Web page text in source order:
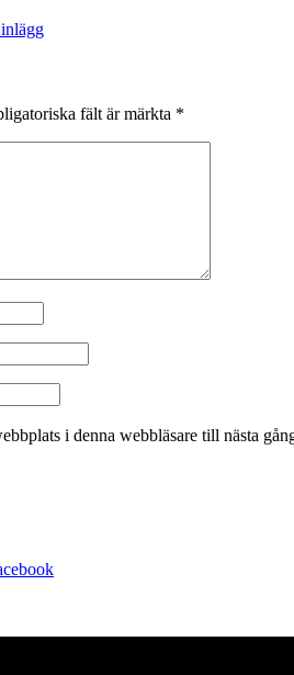
fält är märkta *
i denna webbläsare till nästa